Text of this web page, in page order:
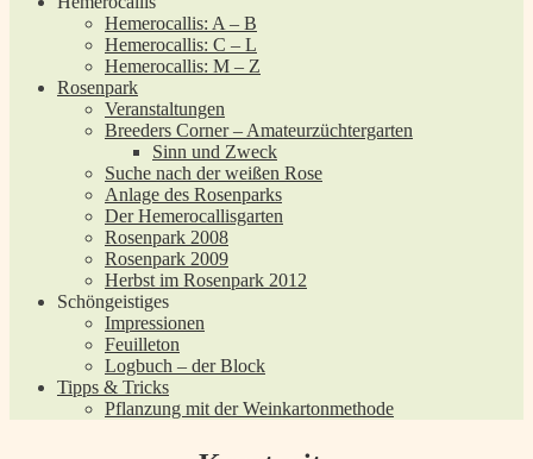
Hemerocallis: A – B
Hemerocallis: C – L
Hemerocallis: M – Z
Rosenpark
Veranstaltungen
Breeders Corner – Amateurzüchtergarten
Sinn und Zweck
Suche nach der weißen Rose
Anlage des Rosenparks
Der Hemerocallisgarten
Rosenpark 2008
Rosenpark 2009
Herbst im Rosenpark 2012
Schöngeistiges
Impressionen
Feuilleton
Logbuch – der Block
Tipps & Tricks
Pflanzung mit der Weinkartonmethode